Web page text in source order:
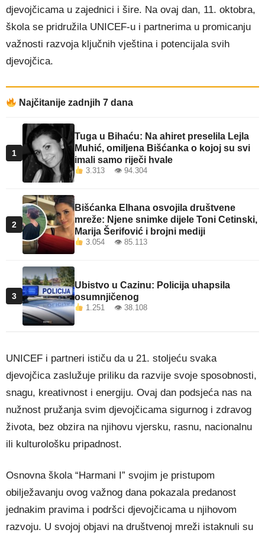
djevojčicama u zajednici i šire. Na ovaj dan, 11. oktobra,
škola se pridružila UNICEF-u i partnerima u promicanju
važnosti razvoja ključnih vještina i potencijala svih
djevojčica.
Najčitanije zadnjih 7 dana
1
Tuga u Bihaću: Na ahiret preselila Lejla
Muhić, omiljena Bišćanka o kojoj su svi
imali samo riječi hvale
3.313 👁 94.304
2
Bišćanka Elhana osvojila društvene
mreže: Njene snimke dijele Toni Cetinski,
Marija Šerifović i brojni mediji
3.054 👁 85.113
3
Ubistvo u Cazinu: Policija uhapsila
osumnjičenog
1.251 👁 38.108
UNICEF i partneri ističu da u 21. stoljeću svaka
djevojčica zaslužuje priliku da razvije svoje sposobnosti,
snagu, kreativnost i energiju. Ovaj dan podsjeća nas na
nužnost pružanja svim djevojčicama sigurnog i zdravog
života, bez obzira na njihovu vjersku, rasnu, nacionalnu
ili kulturološku pripadnost.
Osnovna škola “Harmani I” svojim je pristupom
obilježavanju ovog važnog dana pokazala predanost
jednakim pravima i podršci djevojčicama u njihovom
razvoju. U svojoj objavi na društvenoj mreži istaknuli su